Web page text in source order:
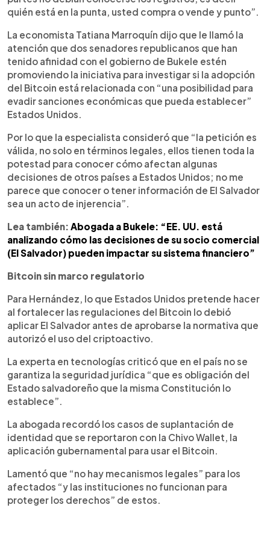
quién está en la punta, usted compra o vende y punto”.
La economista Tatiana Marroquín dijo que le llamó la
atención que dos senadores republicanos que han
tenido afinidad con el gobierno de Bukele estén
promoviendo la iniciativa para investigar si la adopción
del Bitcoin está relacionada con “una posibilidad para
evadir sanciones económicas que pueda establecer”
Estados Unidos.
Por lo que la especialista consideró que “la petición es
válida, no solo en términos legales, ellos tienen toda la
potestad para conocer cómo afectan algunas
decisiones de otros países a Estados Unidos; no me
parece que conocer o tener información de El Salvador
sea un acto de injerencia”.
Lea también: Abogada a Bukele: “EE. UU. está
analizando cómo las decisiones de su socio comercial
(El Salvador) pueden impactar su sistema financiero”
Bitcoin sin marco regulatorio
Para Hernández, lo que Estados Unidos pretende hacer
al fortalecer las regulaciones del Bitcoin lo debió
aplicar El Salvador antes de aprobarse la normativa que
autorizó el uso del criptoactivo.
La experta en tecnologías criticó que en el país no se
garantiza la seguridad jurídica “que es obligación del
Estado salvadoreño que la misma Constitución lo
establece”.
La abogada recordó los casos de suplantación de
identidad que se reportaron con la Chivo Wallet, la
aplicación gubernamental para usar el Bitcoin.
Lamentó que “no hay mecanismos legales” para los
afectados “y las instituciones no funcionan para
proteger los derechos” de estos.